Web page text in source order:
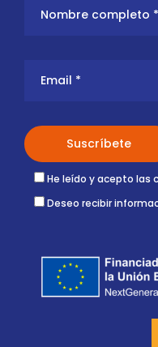
He leído y acepto las
Deseo recibir